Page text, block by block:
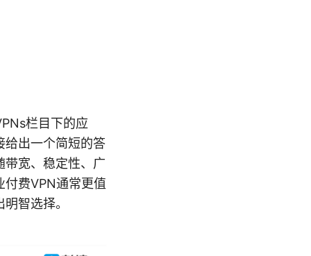
栏目下的应
给出一个简短的答
带宽、稳定性、广
付费VPN通常更值
智选择。